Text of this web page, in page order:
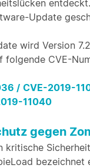
Update
wird Version
folgende CVE-
/ CVE-2019-
11040
gegen
kritische
bezeichnet